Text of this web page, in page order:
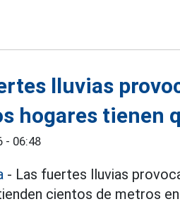
lluvias
hogares tienen
- 06:48
- Las fuertes lluvias
cientos de metros